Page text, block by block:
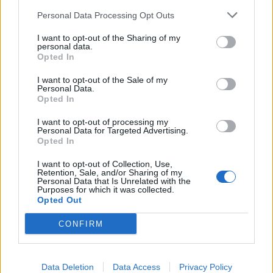
Personal Data Processing Opt Outs
I want to opt-out of the Sharing of my
personal data.
Opted In
I want to opt-out of the Sale of my
Personal Data.
Opted In
I want to opt-out of processing my
Personal Data for Targeted Advertising.
Opted In
I want to opt-out of Collection, Use,
Retention, Sale, and/or Sharing of my
Personal Data that Is Unrelated with the
Purposes for which it was collected.
Opted Out
CONFIRM
Data Deletion Data Access Privacy Policy
Έλλη Κασόλη: «Έχω τη φιλοσοφία
Ηλιάδη – Εκεί όπου οι πιο δυνατοί
δεσμοί δοκιμάζονται περισσότερο
SHOWBIZ
Λίλα Μπακλέση – Παναγιώτης
Μαρκεζίνης: Έγιναν γονείς! Η πρώτη
φωτό και το τρυφερό μήνυμα
DPG NETWORK
Σέρρες: «Δεν ήταν μόνο η ταχύτητα» – Η ανάλυση